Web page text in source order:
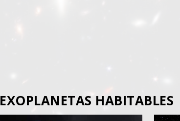
EXOPLANETAS HABITABLES